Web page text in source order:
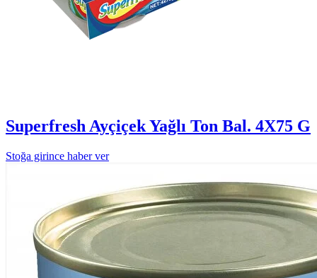
Superfresh Ayçiçek Yağlı Ton Bal. 4X75 G
Stoğa girince haber ver